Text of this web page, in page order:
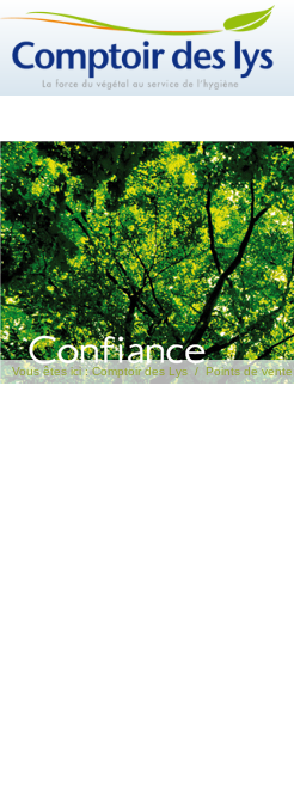
Vous êtes ici : Comptoir des Lys /Points de vente